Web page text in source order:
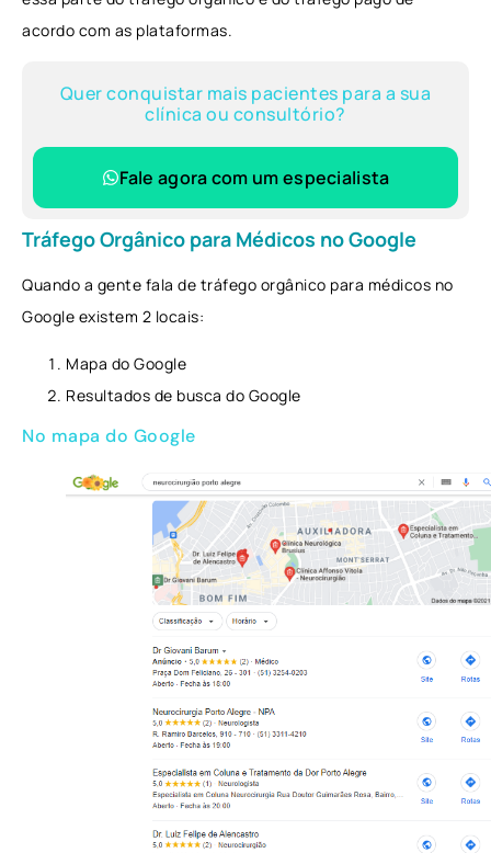
acordo com as plataformas.
Quer conquistar mais pacientes para a sua
clínica ou consultório?
Fale agora com um especialista
Tráfego Orgânico para Médicos no Google
Quando a gente fala de tráfego orgânico para médicos no
Google existem 2 locais:
Mapa do Google
Resultados de busca do Google
No mapa do Google